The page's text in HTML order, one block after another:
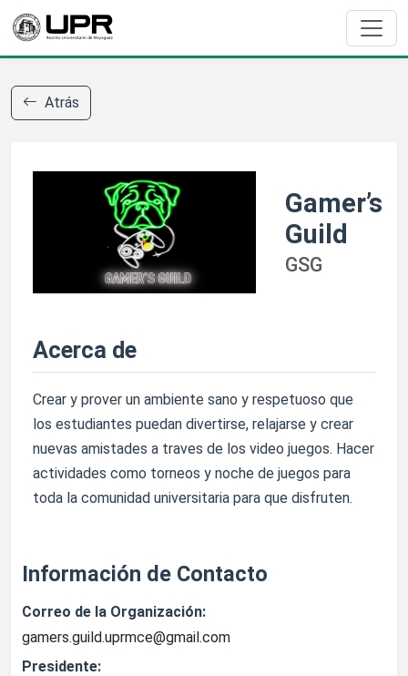
Atrás
Gamer’s
Guild
GSG
Acerca de
Crear y prover un ambiente sano y respetuoso que
los estudiantes puedan divertirse, relajarse y crear
nuevas amistades a traves de los video juegos. Hacer
actividades como torneos y noche de juegos para
toda la comunidad universitaria para que disfruten.
Información de Contacto
Correo de la Organización:
gamers.guild.uprmce@gmail.com
Presidente: